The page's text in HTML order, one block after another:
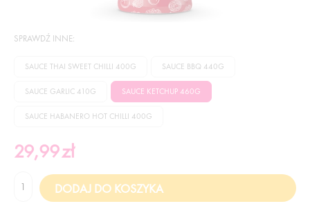
SPRAWDŹ INNE:
SAUCE THAI SWEET CHILLI 400G SAUCE BBQ 440G
SAUCE GARLIC 410G SAUCE KETCHUP 460G
SAUCE HABANERO HOT CHILLI 400G
29,99zł